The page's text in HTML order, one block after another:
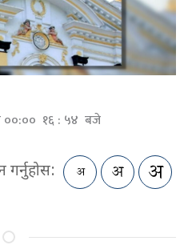
००:०० १६ : ५४ बजे
गर्नुहोस: